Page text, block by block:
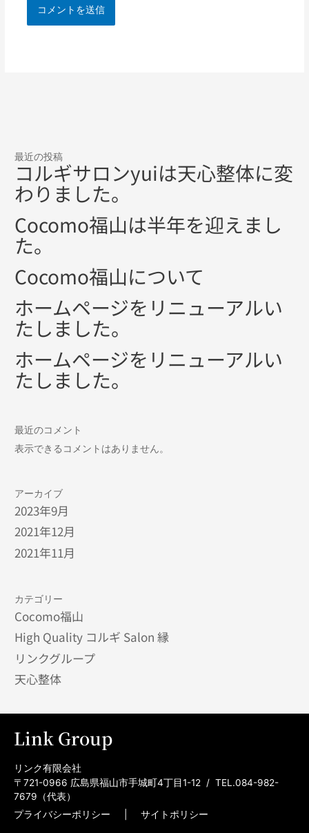
最近の投稿
コルギサロンyuiは天心整体に変
わりました。
Cocomo福山は半年を迎えまし
た。
Cocomo福山について
ホームページをリニューアルい
たしました。
ホームページをリニューアルい
たしました。
最近のコメント
表示できるコメントはありません。
アーカイブ
2023年9月
2021年12月
2021年11月
カテゴリー
Cocomo福山
High Quality コルギ Salon 縁
リンクグループ
天心整体
Link Group
リンク有限会社
〒721-0966 広島県福山市手城町4丁目1-12 / TEL.084-982-
7679（代表）
プライバシーポリシー
サイトポリシー